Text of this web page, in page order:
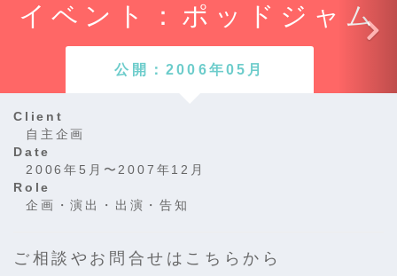
イベント：ポッドジャム
公開：2006年05月
Client
自主企画
Date
2006年5月〜2007年12月
Role
企画・演出・出演・告知
ご相談やお問合せはこちらから